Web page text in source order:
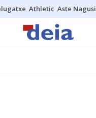
Athletic Aste